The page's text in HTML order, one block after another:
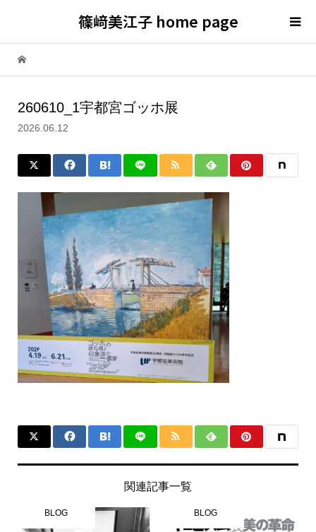
篠﨑美江子 home page
260610_1宇都宮ゴッホ展
2026.06.12
関連記事一覧
BLOG BLOG